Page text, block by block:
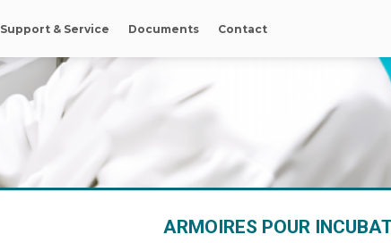
Support & Service Documents Contact
ARMOIRES POUR